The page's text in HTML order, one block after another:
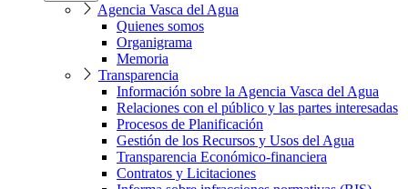
Agencia Vasca del Agua
Quienes somos
Organigrama
Memoria
Transparencia
Información sobre la Agencia Vasca del Agua
Relaciones con el público y las partes interesadas
Procesos de Planificación
Gestión de los Recursos y Usos del Agua
Transparencia Económico-financiera
Contratos y Licitaciones